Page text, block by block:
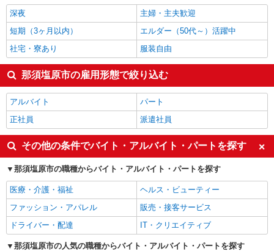
深夜
主婦・主夫歓迎
短期（3ヶ月以内）
エルダー（50代～）活躍中
社宅・寮あり
服装自由
那須塩原市の雇用形態で絞り込む
アルバイト
パート
正社員
派遣社員
その他の条件でバイト・アルバイト・パートを探す
那須塩原市の職種からバイト・アルバイト・パートを探す
医療・介護・福祉
ヘルス・ビューティー
ファッション・アパレル
販売・接客サービス
ドライバー・配達
IT・クリエイティブ
那須塩原市の人気の職種からバイト・アルバイト・パートを探す